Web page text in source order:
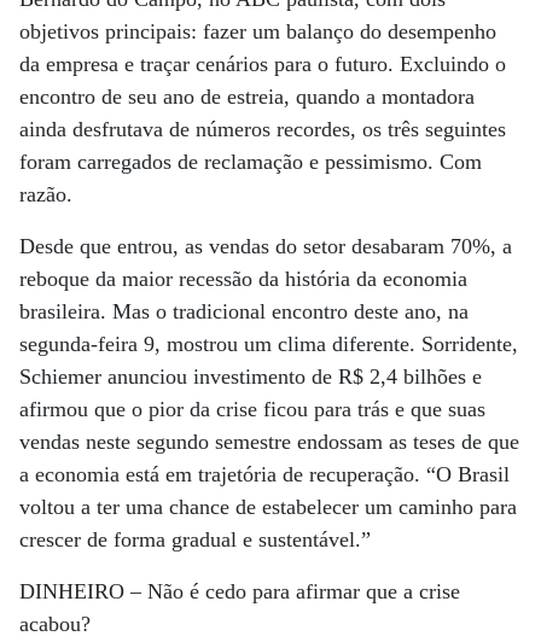
objetivos principais: fazer um balanço do desempenho
da empresa e traçar cenários para o futuro. Excluindo o
encontro de seu ano de estreia, quando a montadora
ainda desfrutava de números recordes, os três seguintes
foram carregados de reclamação e pessimismo. Com
razão.
Desde que entrou, as vendas do setor desabaram 70%, a
reboque da maior recessão da história da economia
brasileira. Mas o tradicional encontro deste ano, na
segunda-feira 9, mostrou um clima diferente. Sorridente,
Schiemer anunciou investimento de R$ 2,4 bilhões e
afirmou que o pior da crise ficou para trás e que suas
vendas neste segundo semestre endossam as teses de que
a economia está em trajetória de recuperação. “O Brasil
voltou a ter uma chance de estabelecer um caminho para
crescer de forma gradual e sustentável.”
DINHEIRO –Não é cedo para afirmar que a crise
acabou?